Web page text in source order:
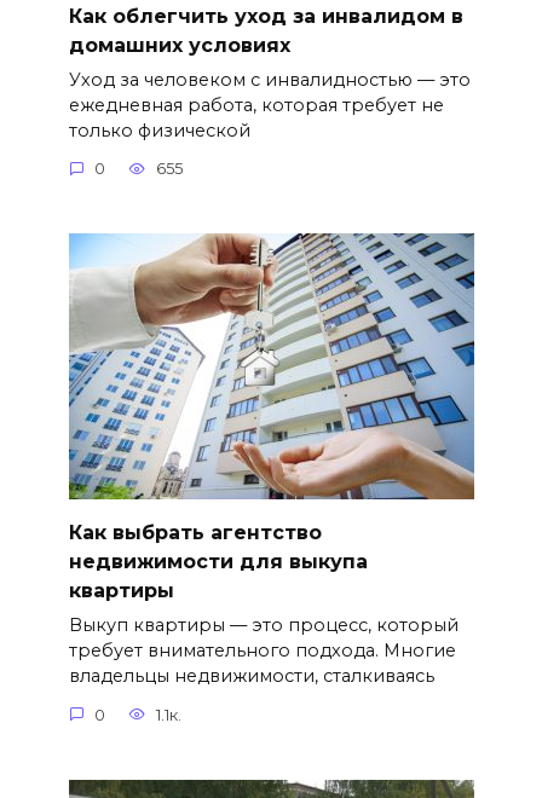
Как облегчить уход за инвалидом в
домашних условиях
Уход за человеком с инвалидностью — это
ежедневная работа, которая требует не
только физической
0 655
Как выбрать агентство
недвижимости для выкупа
квартиры
Выкуп квартиры — это процесс, который
требует внимательного подхода. Многие
владельцы недвижимости, сталкиваясь
0 1.1к.